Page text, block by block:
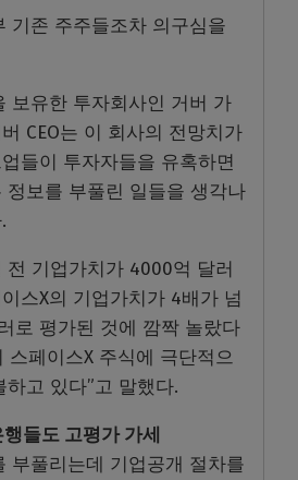
기존 주주들조차 의구심을
보유한 투자회사인 거버 가
CEO는 이 회사의 전망치가
들이 투자자들을 유혹하면
정보를 부풀린 일들을 생각나
전 기업가치가 4000억 달러
스X의 기업가치가 4배가 넘
로 평가된 것에 깜짝 놀랐다
스페이스X 주식에 극단적으
고 있다”고 말했다.
들도 고평가 가세
부풀리는데 기업공개 절차를